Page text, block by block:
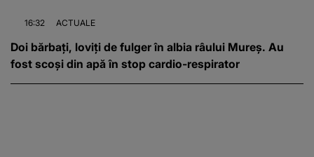
16:32 ACTUALE
Doi bărbați, loviți de fulger în albia râului Mureș. Au
fost scoși din apă în stop cardio-respirator